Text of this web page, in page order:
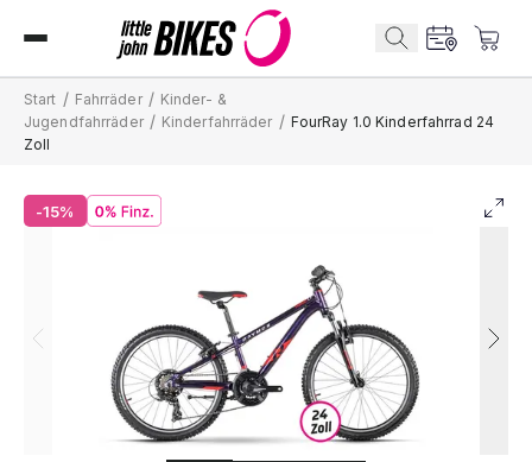
Start / Fahrräder / Kinder- &
Jugendfahrräder / Kinderfahrräder / FourRay 1.0 Kinderfahrrad 24
Zoll
-15%